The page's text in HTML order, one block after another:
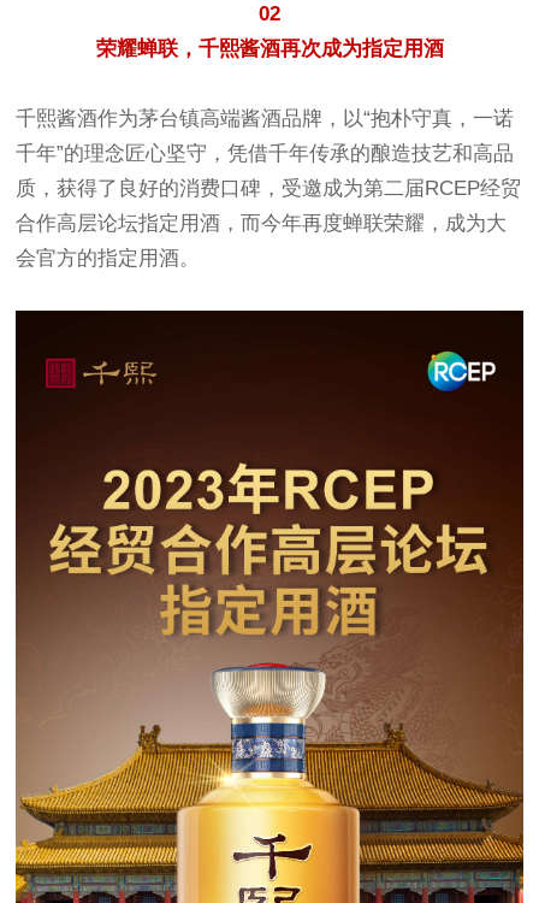
02
荣耀蝉联，千熙酱酒再次成为指定用酒
千熙酱酒作为茅台镇高端酱酒品牌，以“抱朴守真，一诺
千年”的理念匠心坚守，凭借千年传承的酿造技艺和高品
质，获得了良好的消费口碑，受邀成为第二届RCEP经贸
合作高层论坛指定用酒，而今年再度蝉联荣耀，成为大
会官方的指定用酒。